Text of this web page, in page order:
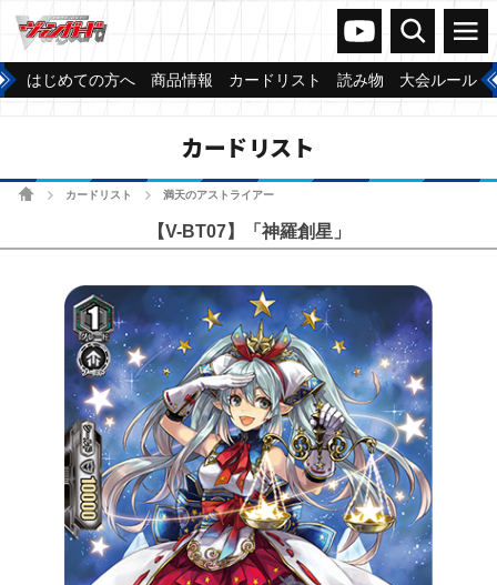
ヴァンガードch
検索 メニュー
はじめての方へ 商品情報 カードリスト 読み物 大会ルール
カードリスト
ホームカードリスト 満天のアストライアー
【V-BT07】「神羅創星」